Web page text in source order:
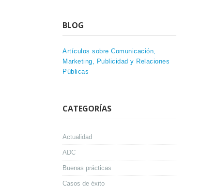
BLOG
Artículos sobre Comunicación,
Marketing, Publicidad y Relaciones
Públicas
CATEGORÍAS
Actualidad
ADC
Buenas prácticas
Casos de éxito